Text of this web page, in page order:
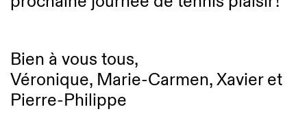
Bien à vous tous,
Véronique, Marie-Carmen, Xavier et
Pierre-Philippe